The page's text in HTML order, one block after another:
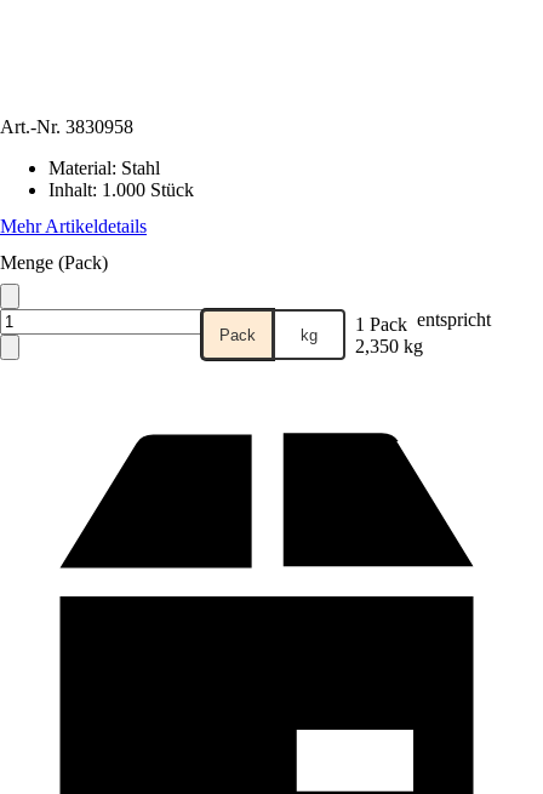
Art.-Nr. 3830958
Material: Stahl
Inhalt: 1.000 Stück
Mehr Artikeldetails
Menge (Pack)
Pack kg 1 Pack entspricht
2,350 kg